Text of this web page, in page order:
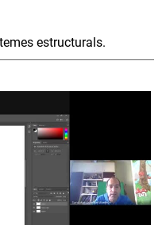
estructurals.